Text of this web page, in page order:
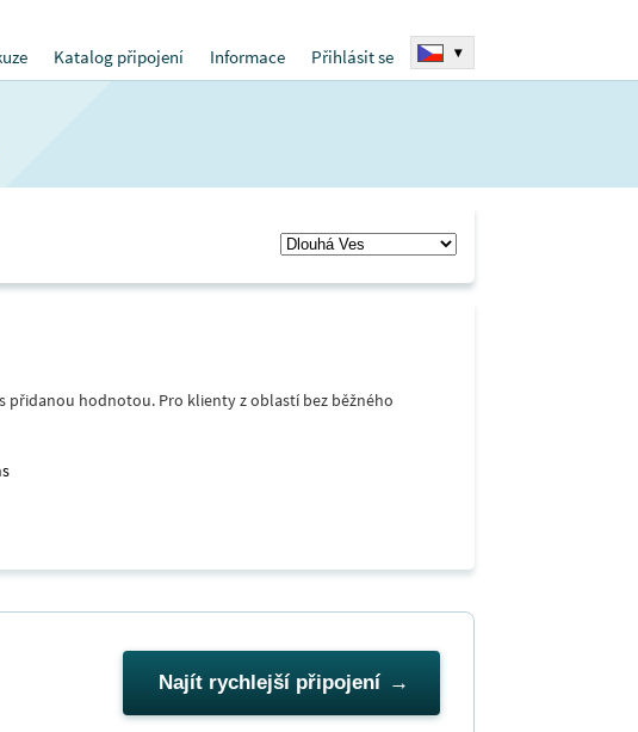
Katalog připojení Informace Přihlásit se ▾
přidanou hodnotou. Pro klienty z oblastí bez běžného
Najít rychlejší připojení